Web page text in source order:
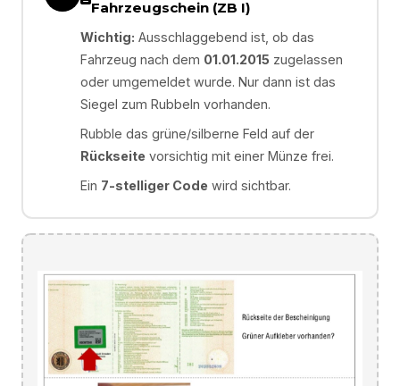
Fahrzeugschein (ZB I)
Wichtig: Ausschlaggebend ist, ob das
Fahrzeug nach dem 01.01.2015 zugelassen
oder umgemeldet wurde. Nur dann ist das
Siegel zum Rubbeln vorhanden.
Rubble das grüne/silberne Feld auf der
Rückseite vorsichtig mit einer Münze frei.
Ein 7-stelliger Code wird sichtbar.